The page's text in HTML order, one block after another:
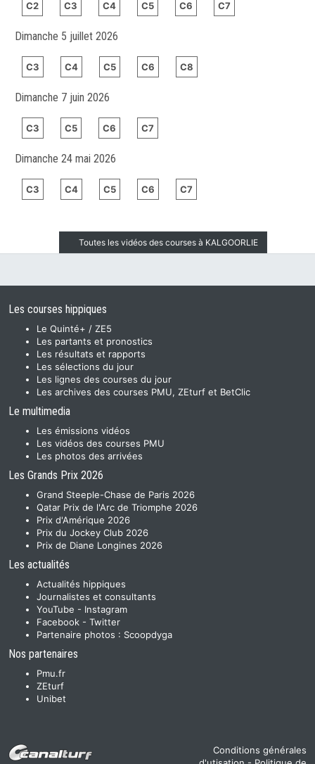
C2 C3 C4 C5 C6 C7
Dimanche 5 juillet 2026
C3 C4 C5 C6 C8
Dimanche 7 juin 2026
C3 C5 C6 C7
Dimanche 24 mai 2026
C3 C4 C5 C6 C7
Toutes les vidéos des courses à KALGOORLIE
Les courses hippiques
Le Quinté+ / ZE5
Les partants et pronostics
Les résultats et rapports
Les sélections du jour
Les lignes des courses du jour
Les archives des courses PMU, ZEturf et BetClic
Le multimedia
Les émissions vidéos
Les vidéos des courses PMU
Les photos des arrivées
Les Grands Prix 2026
Grand Steeple-Chase de Paris 2026
Qatar Prix de l'Arc de Triomphe 2026
Prix d'Amérique 2026
Prix du Jockey Club 2026
Prix de Diane Longines 2026
Les actualités
Actualités hippiques
Journalistes et consultants
YouTube - Instagram
Facebook - Twitter
Partenaire photos : Scoopdyga
Nos partenaires
Pmu.fr
ZEturf
Unibet
Conditions générales